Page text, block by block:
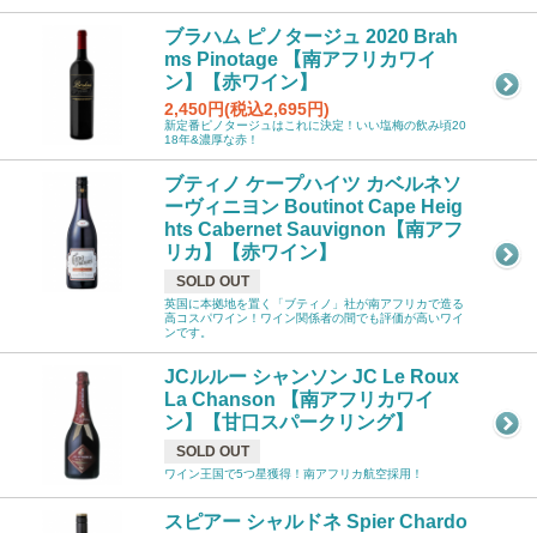
ブラハム ピノタージュ 2020 Brah
ms Pinotage 【南アフリカワイ
ン】【赤ワイン】
2,450円(税込2,695円)
新定番ピノタージュはこれに決定！いい塩梅の飲み頃20
18年&濃厚な赤！
ブティノ ケープハイツ カベルネソ
ーヴィニヨン Boutinot Cape Heig
hts Cabernet Sauvignon【南アフ
リカ】【赤ワイン】
SOLD OUT
英国に本拠地を置く「ブティノ」社が南アフリカで造る
高コスパワイン！ワイン関係者の間でも評価が高いワイ
ンです。
JCルルー シャンソン JC Le Roux
La Chanson 【南アフリカワイ
ン】【甘口スパークリング】
SOLD OUT
ワイン王国で5つ星獲得！南アフリカ航空採用！
スピアー シャルドネ Spier Chardo